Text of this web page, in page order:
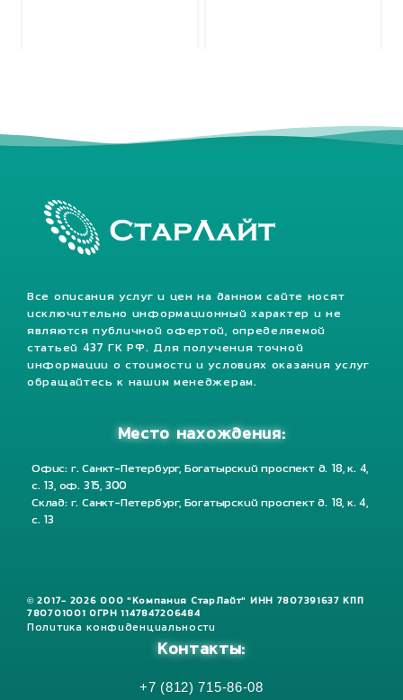
Все описания услуг и цен на данном сайте носят
исключительно информационный характер и не
являются публичной офертой, определяемой
статьей 437 ГК РФ. Для получения точной
информации о стоимости и условиях оказания услуг
обращайтесь к нашим менеджерам.
Место нахождения:
Офис: г. Санкт-Петербург, Богатырский проспект д. 18, к. 4,
с. 13, оф. 315, 300
Склад: г. Санкт-Петербург, Богатырский проспект д. 18, к. 4,
с. 13
© 2017- 2026 ООО "Компания СтарЛайт" ИНН 7807391637 КПП
780701001 ОГРН 1147847206484
Политика конфиденциальности
Контакты:
+7 (812) 715-86-08